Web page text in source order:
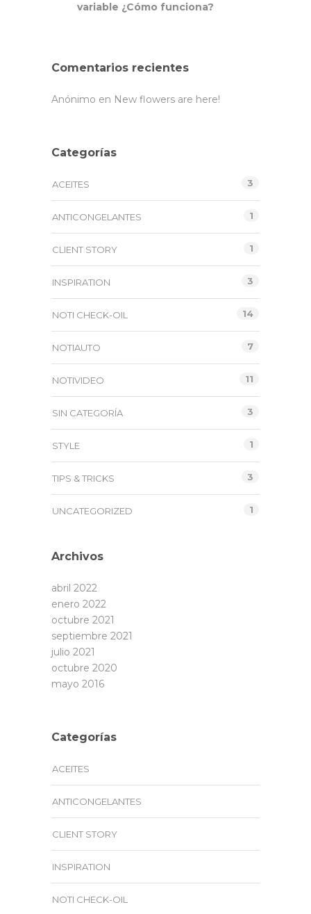
variable ¿Cómo funciona?
Comentarios recientes
Anónimo en New flowers are here!
Categorías
ACEITES 3
ANTICONGELANTES 1
CLIENT STORY 1
INSPIRATION 3
NOTI CHECK-OIL 14
NOTIAUTO 7
NOTIVIDEO 11
SIN CATEGORÍA 3
STYLE 1
TIPS & TRICKS 3
UNCATEGORIZED 1
Archivos
abril 2022
enero 2022
octubre 2021
septiembre 2021
julio 2021
octubre 2020
mayo 2016
Categorías
ACEITES
ANTICONGELANTES
CLIENT STORY
INSPIRATION
NOTI CHECK-OIL